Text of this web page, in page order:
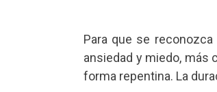
Para que se
ansiedad y miedo, más
forma repentina. La